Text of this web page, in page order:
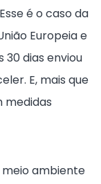
é o caso da
Europeia e
dias enviou
E, mais que
medidas
ambiente